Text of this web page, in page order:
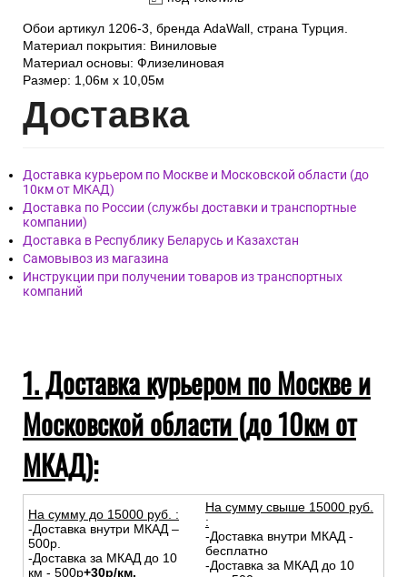
Обои артикул 1206-3, бренда AdaWall, страна Турция.
Материал покрытия: Виниловые
Материал основы: Флизелиновая
Размер: 1,06м х 10,05м
Доставка
Доставка курьером по Москве и Московской области (до
10км от МКАД)
Доставка по России (службы доставки и транспортные
компании)
Доставка в Республику Беларусь и Казахстан
Самовывоз из магазина
Инструкции при получении товаров из транспортных
компаний
1. Доставка курьером по Москве и
Московской области (до 10км от
МКАД):
На сумму до 15000 руб. :
-Доставка внутри МКАД –
500р.
-Доставка за МКАД до 10
км - 500р+30р/км.
На сумму свыше 15000 руб.
:
-Доставка внутри МКАД -
бесплатно
-Доставка за МКАД до 10